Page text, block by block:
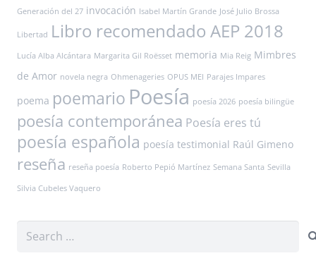
Generación del 27 invocación Isabel Martín Grande José Julio Brossa
Libertad Libro recomendado AEP 2018
Lucía Alba Alcántara Margarita Gil Roësset memoria Mia Reig Mimbres
de Amor novela negra Ohmenageries OPUS MEI Parajes Impares
poema poemario Poesía poesía 2026 poesía bilingüe
poesía contemporánea Poesía eres tú
poesía española poesía testimonial Raúl Gimeno
reseña reseña poesía Roberto Pepió Martínez Semana Santa Sevilla
Silvia Cubeles Vaquero
Search